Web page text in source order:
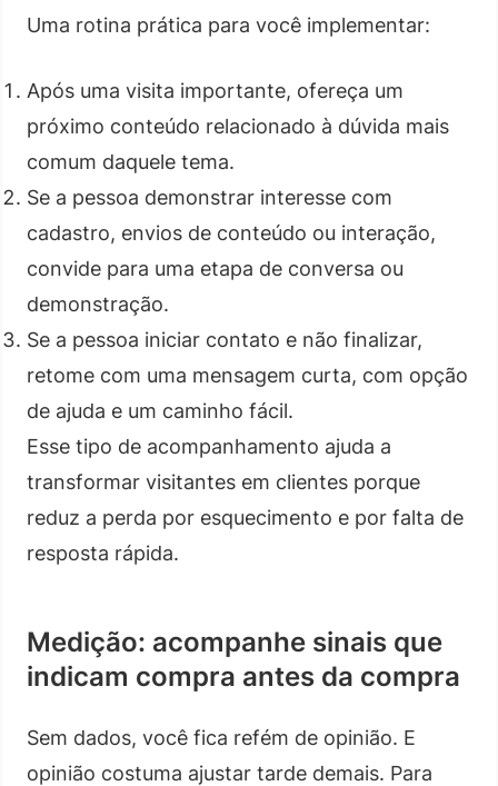
Uma rotina prática para você implementar:
Após uma visita importante, ofereça um
próximo conteúdo relacionado à dúvida mais
comum daquele tema.
Se a pessoa demonstrar interesse com
cadastro, envios de conteúdo ou interação,
convide para uma etapa de conversa ou
demonstração.
Se a pessoa iniciar contato e não finalizar,
retome com uma mensagem curta, com opção
de ajuda e um caminho fácil.
Esse tipo de acompanhamento ajuda a
transformar visitantes em clientes porque
reduz a perda por esquecimento e por falta de
resposta rápida.
Medição: acompanhe sinais que
indicam compra antes da compra
Sem dados, você fica refém de opinião. E
opinião costuma ajustar tarde demais. Para